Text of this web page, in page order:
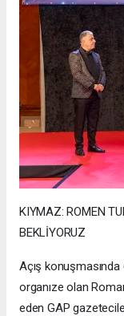
KIYMAZ: ROMEN
BEKLİYORUZ
Açış
organıze olan
eden GAP